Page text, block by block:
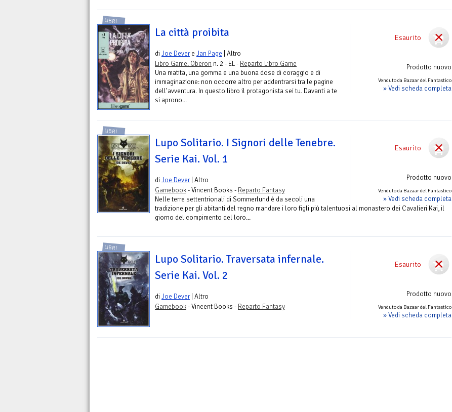
Esaurito
Prodotto nuovo
Venduto da Bazaar del Fantastico
» Vedi scheda completa
LIBRI
La città proibita
diJoe Devere Jan Page | Altro
Libro Game. Oberon n. 2 - EL - Reparto Libro Game
Una matita, una gomma e una buona dose di coraggio e di
immaginazione: non occorre altro per addentrarsi tra le pagine
dell'avventura. In questo libro il protagonista sei tu. Davanti a te
si aprono...
Esaurito
Prodotto nuovo
Venduto da Bazaar del Fantastico
» Vedi scheda completa
LIBRI
Lupo Solitario. I Signori delle Tenebre.
Serie Kai. Vol. 1
diJoe Dever| Altro
Gamebook- Vincent Books - Reparto Fantasy
Nelle terre settentrionali di Sommerlund è da secoli una
tradizione per gli abitanti del regno mandare i loro figli più talentuosi al monastero dei Cavalieri Kai, il
giorno del compimento del loro...
Esaurito
Prodotto nuovo
Venduto da Bazaar del Fantastico
» Vedi scheda completa
LIBRI
Lupo Solitario. Traversata infernale.
Serie Kai. Vol. 2
diJoe Dever| Altro
Gamebook- Vincent Books - Reparto Fantasy